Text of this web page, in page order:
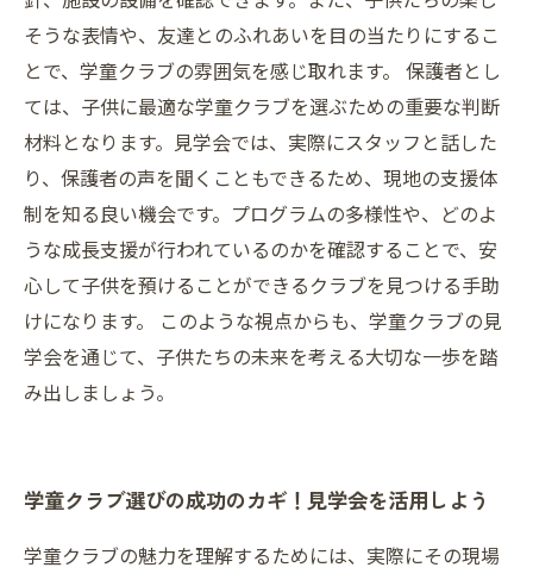
そうな表情や、友達とのふれあいを目の当たりにするこ
とで、学童クラブの雰囲気を感じ取れます。 保護者とし
ては、子供に最適な学童クラブを選ぶための重要な判断
材料となります。見学会では、実際にスタッフと話した
り、保護者の声を聞くこともできるため、現地の支援体
制を知る良い機会です。プログラムの多様性や、どのよ
うな成長支援が行われているのかを確認することで、安
心して子供を預けることができるクラブを見つける手助
けになります。 このような視点からも、学童クラブの見
学会を通じて、子供たちの未来を考える大切な一歩を踏
み出しましょう。
学童クラブ選びの成功のカギ！見学会を活用しよう
学童クラブの魅力を理解するためには、実際にその現場